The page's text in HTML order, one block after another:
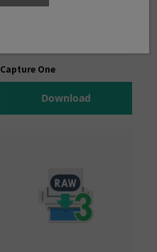
Capture One
Download